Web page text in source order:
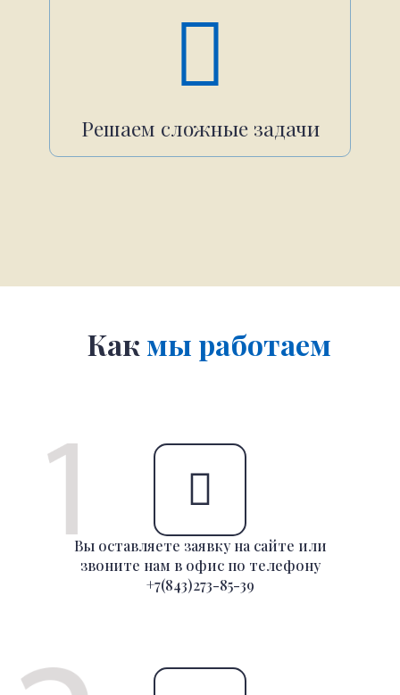
Решаем сложные задачи
Какмы работаем
Вы оставляете заявку на сайте или
звоните нам в офис по телефону
+7(843)273-85-39